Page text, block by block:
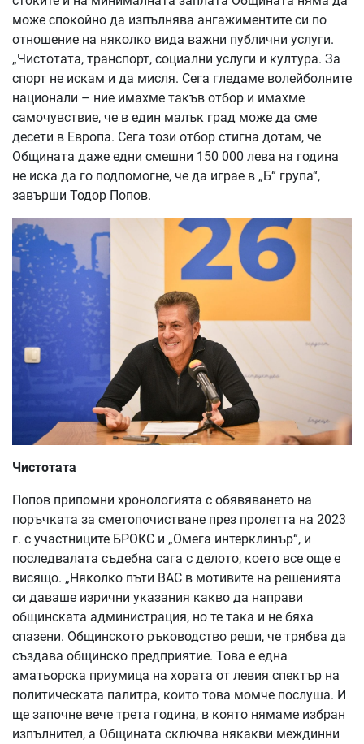
може спокойно да изпълнява ангажиментите си по
отношение на няколко вида важни публични услуги.
„Чистотата, транспорт, социални услуги и култура. За
спорт не искам и да мисля. Сега гледаме волейболните
национали – ние имахме такъв отбор и имахме
самочувствие, че в един малък град може да сме
десети в Европа. Сега този отбор стигна дотам, че
Общината даже едни смешни 150 000 лева на година
не иска да го подпомогне, че да играе в „Б“ група“,
завърши Тодор Попов.
Чистотата
Попов припомни хронологията с обявяването на
поръчката за сметопочистване през пролетта на 2023
г. с участниците БРОКС и „Омега интерклинър“, и
последвалата съдебна сага с делото, което все още е
висящо. „Няколко пъти ВАС в мотивите на решенията
си даваше изрични указания какво да направи
общинската администрация, но те така и не бяха
спазени. Общинското ръководство реши, че трябва да
създава общинско предприятие. Това е една
аматьорска приумица на хората от левия спектър на
политическата палитра, които това момче послуша. И
ще започне вече трета година, в която нямаме избран
изпълнител, а Общината сключва някакви междинни